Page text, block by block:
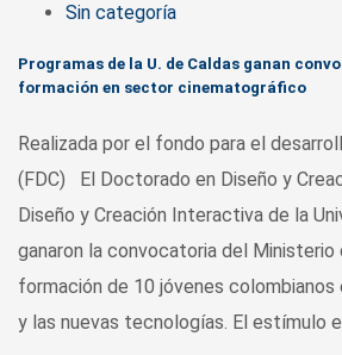
Sin categoría
Programas de la U. de Caldas ganan
formación en sector cinematográfico
Realizada por el fondo para el
(FDC) El Doctorado en Diseño y
Diseño y Creación Interactiva de la
ganaron la convocatoria del Ministerio
formación de 10 jóvenes colombianos
y las nuevas tecnologías. El estímulo